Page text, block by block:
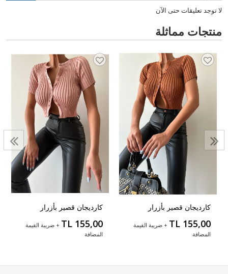
لا توجد تعليقات حتى الآن
منتجات مماثلة
كارديجان قصير بأزرار
TL 155,00 + ضريبة القيمة
المضافة
كارديجان قصير بأزرار
TL 155,00 + ضريبة القيمة
المضافة